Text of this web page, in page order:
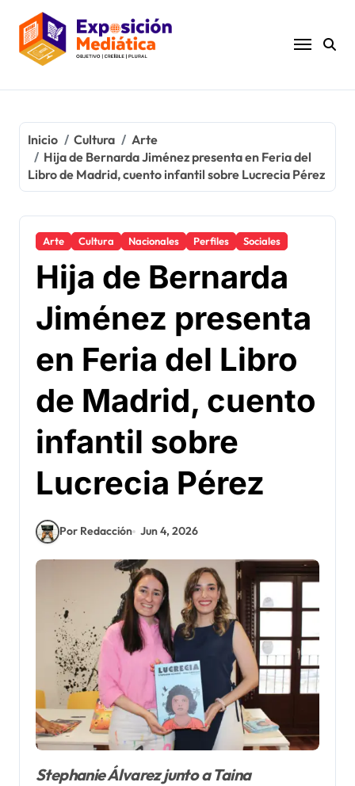
contenido
Inicio Cultura
Arte
Hija de Bernarda Jiménez presenta en Feria del
Libro de Madrid, cuento infantil sobre Lucrecia Pérez
Arte Cultura Nacionales Perfiles Sociales
Hija de Bernarda
Jiménez presenta
en Feria del Libro
de Madrid, cuento
infantil sobre
Lucrecia Pérez
Por Redacción Jun 4, 2026
Stephanie Álvarez junto a Taina